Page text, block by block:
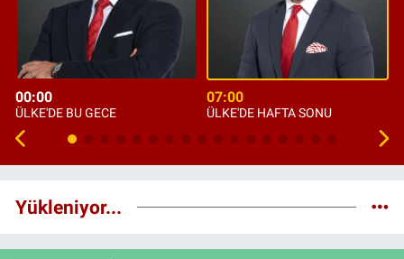
00:00
ÜLKE'DE BU GECE
07:00
ÜLKE'DE HAFTA SONU
Yükleniyor...